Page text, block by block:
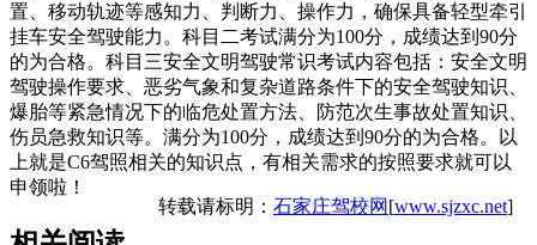
置、移动轨迹等感知力、判断力、操作力，确保具备轻型牵引
挂车安全驾驶能力。科目二考试满分为100分，成绩达到90分
的为合格。科目三安全文明驾驶常识考试内容包括：安全文明
驾驶操作要求、恶劣气象和复杂道路条件下的安全驾驶知识、
爆胎等紧急情况下的临危处置方法、防范次生事故处置知识、
伤员急救知识等。满分为100分，成绩达到90分的为合格。以
上就是C6驾照相关的知识点，有相关需求的按照要求就可以
申领啦！
转载请标明： 石家庄驾校网 [www.sjzxc.net]